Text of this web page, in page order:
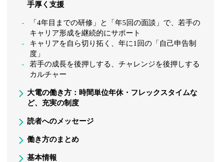
手厚く支援
「4年目までの研修」と「年5回の面談」で、若手の
キャリア形成を継続的にサポート
キャリアを自ら切り拓く、年に1回の「自己申告制
度」
若手の成長を後押しする、チャレンジを後押しする
カルチャー
大電の働き方：時間単位年休・フレックスタイムな
ど、充実の制度
読者へのメッセージ
働き方のまとめ
基本情報